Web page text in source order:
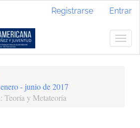
Registrarse Entrar
- junio de 2017
Teoría y Metateoría